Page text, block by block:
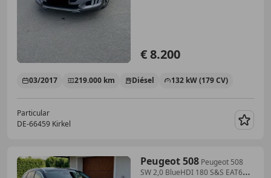
€ 8.200
03/2017 219.000 km Diésel 132 kW (179 CV)
Particular
DE-66459 Kirkel
Peugeot 508 Peugeot 508
SW 2,0 BlueHDI 180 S&S EAT6